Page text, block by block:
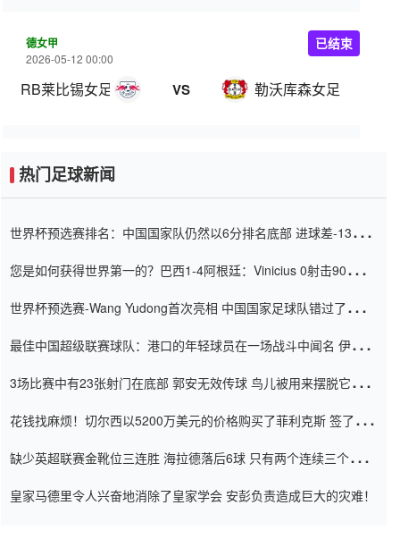
德女甲
2026-05-12 00:00
RB莱比锡女足 VS 勒沃库森女足
已结束
热门足球新闻
世界杯预选赛排名：中国国家队仍然以6分排名底部 进球差-13令人
您是如何获得世界第一的？巴西1-4阿根廷：Vinicius 0射击90分钟
世界杯预选赛-Wang Yudong首次亮相 中国国家足球队错过了世界
最佳中国超级联赛球队：港口的年轻球员在一场战斗中闻名 伊万放
3场比赛中有23张射门在底部 郭安无效传球 鸟儿被用来摆脱它
花钱找麻烦！切尔西以5200万美元的价格购买了菲利克斯 签了7年
缺少英超联赛金靴位三连胜 海拉德落后6球 只有两个连续三个连续
皇家马德里令人兴奋地消除了皇家学会 安彭负责造成巨大的灾难！